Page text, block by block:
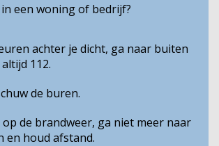
een woning of bedrijf?
achter je dicht, ga naar buiten
112.
de buren.
op de brandweer, ga niet meer naar
en houd afstand.